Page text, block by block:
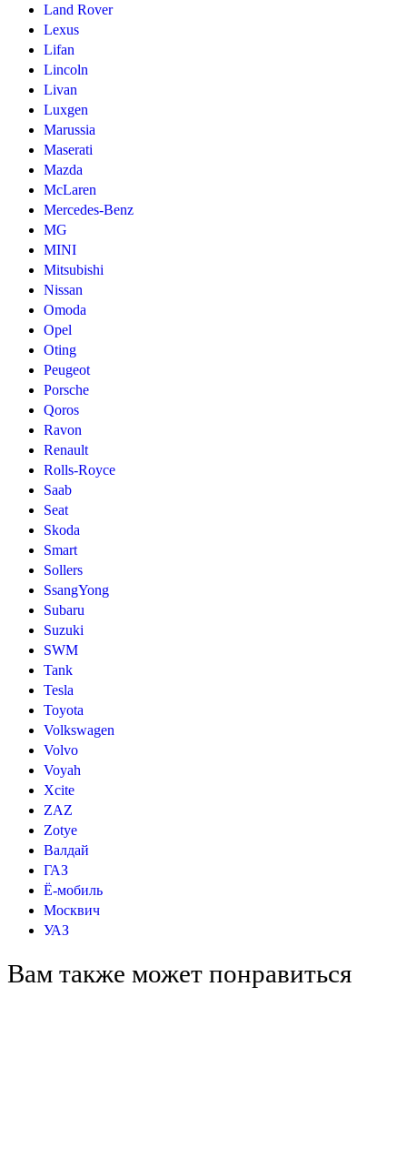
Land Rover
Lexus
Lifan
Lincoln
Livan
Luxgen
Marussia
Maserati
Mazda
McLaren
Mercedes-Benz
MG
MINI
Mitsubishi
Nissan
Omoda
Opel
Oting
Peugeot
Porsche
Qoros
Ravon
Renault
Rolls-Royce
Saab
Seat
Skoda
Smart
Sollers
SsangYong
Subaru
Suzuki
SWM
Tank
Tesla
Toyota
Volkswagen
Volvo
Voyah
Xcite
ZAZ
Zotye
Валдай
ГАЗ
Ё-мобиль
Москвич
УАЗ
Вам также может понравиться